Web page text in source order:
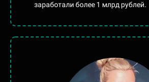
заработали более 1 млрд рублей.